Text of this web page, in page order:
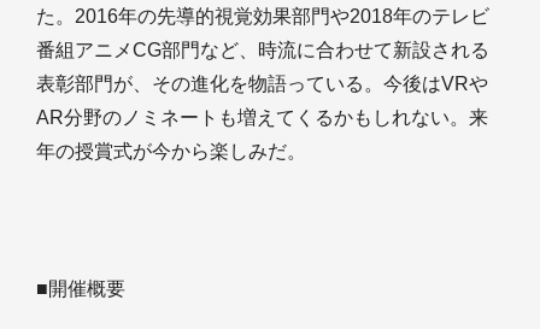
た。2016年の先導的視覚効果部門や2018年のテレビ
番組アニメCG部門など、時流に合わせて新設される
表彰部門が、その進化を物語っている。今後はVRや
AR分野のノミネートも増えてくるかもしれない。来
年の授賞式が今から楽しみだ。
■開催概要